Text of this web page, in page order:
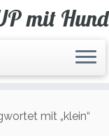
mit Hund
mit „klein“